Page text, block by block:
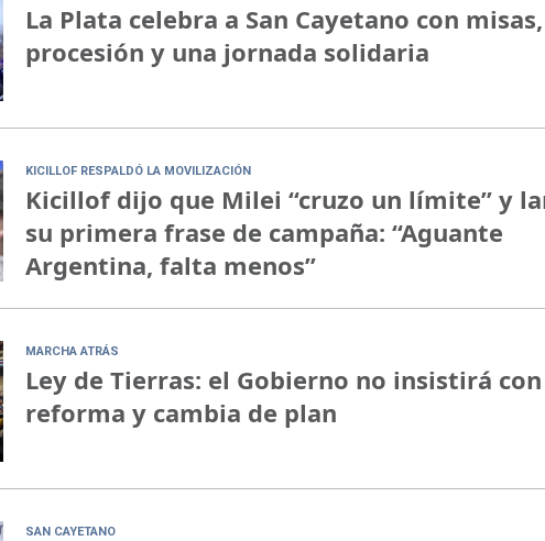
La Plata celebra a San Cayetano con misas,
procesión y una jornada solidaria
KICILLOF RESPALDÓ LA MOVILIZACIÓN
Kicillof dijo que Milei “cruzo un límite” y
su primera frase de campaña: “Aguante
Argentina, falta menos”
MARCHA ATRÁS
Ley de Tierras: el Gobierno no insistirá
reforma y cambia de plan
SAN CAYETANO